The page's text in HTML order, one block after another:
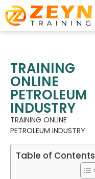
TRAINING
ONLINE
PETROLEUM
INDUSTRY
TRAINING ONLINE
PETROLEUM INDUSTRY
Table of Contents